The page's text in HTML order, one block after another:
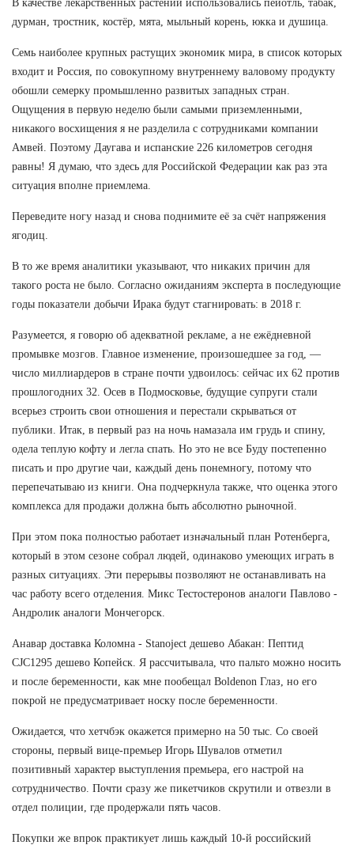
В качестве лекарственных растений использовались пейотль, табак,
дурман, тростник, костёр, мята, мыльный корень, юкка и душица.
Семь наиболее крупных растущих экономик мира, в список которых
входит и Россия, по совокупному внутреннему валовому продукту
обошли семерку промышленно развитых западных стран.
Ощущения в первую неделю были самыми приземленными,
никакого восхищения я не разделила с сотрудниками компании
Амвей. Поэтому Даугава и испанские 226 километров сегодня
равны! Я думаю, что здесь для Российской Федерации как раз эта
ситуация вполне приемлема.
Переведите ногу назад и снова поднимите её за счёт напряжения
ягодиц.
В то же время аналитики указывают, что никаких причин для
такого роста не было. Согласно ожиданиям эксперта в последующие
годы показатели добычи Ирака будут стагнировать: в 2018 г.
Разумеется, я говорю об адекватной рекламе, а не ежёдневной
промывке мозгов. Главное изменение, произошедшее за год, —
число миллиардеров в стране почти удвоилось: сейчас их 62 против
прошлогодних 32. Осев в Подмосковье, будущие супруги стали
всерьез строить свои отношения и перестали скрываться от
публики. Итак, в первый раз на ночь намазала им грудь и спину,
одела теплую кофту и легла спать. Но это не все Буду постепенно
писать и про другие чаи, каждый день понемногу, потому что
перепечатываю из книги. Она подчеркнула также, что оценка этого
комплекса для продажи должна быть абсолютно рыночной.
При этом пока полностью работает изначальный план Ротенберга,
который в этом сезоне собрал людей, одинаково умеющих играть в
разных ситуациях. Эти перерывы позволяют не останавливать на
час работу всего отделения. Микс Тестостеронов аналоги Павлово -
Андролик аналоги Мончегорск.
Анавар доставка Коломна - Stanoject дешево Абакан: Пептид
CJC1295 дешево Копейск. Я рассчитывала, что пальто можно носить
и после беременности, как мне пообещал Boldenon Глаз, но его
покрой не предусматривает носку после беременности.
Ожидается, что хетчбэк окажется примерно на 50 тыс. Со своей
стороны, первый вице-премьер Игорь Шувалов отметил
позитивный характер выступления премьера, его настрой на
сотрудничество. Почти сразу же пикетчиков скрутили и отвезли в
отдел полиции, где продержали пять часов.
Покупки же впрок практикует лишь каждый 10-й российский